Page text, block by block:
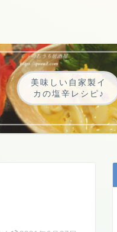
美味しい自家製イ
カの塩辛レシピ♪